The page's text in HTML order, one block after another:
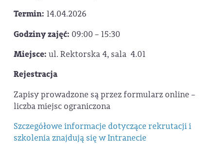
Termin: 14.04.2026
Godziny zajęć: 09:00 – 15:30
Miejsce: ul. Rektorska 4, sala 4.01
Rejestracja
Zapisy prowadzone są przez formularz online –
liczba miejsc ograniczona
Szczegółowe informacje dotyczące rekrutacji i
szkolenia znajdują się w Intranecie